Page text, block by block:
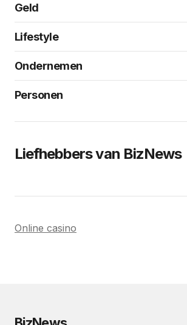
Geld
Lifestyle
Ondernemen
Personen
Liefhebbers van BizNews
Online casino